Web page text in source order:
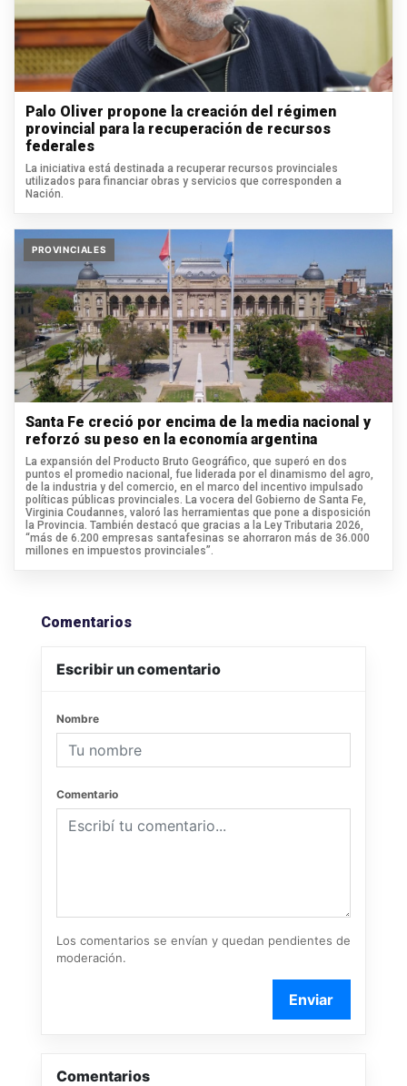
Palo Oliver propone la creación del régimen
provincial para la recuperación de recursos
federales
La iniciativa está destinada a recuperar recursos provinciales
utilizados para financiar obras y servicios que corresponden a
Nación.
PROVINCIALES
Santa Fe creció por encima de la media nacional y
reforzó su peso en la economía argentina
La expansión del Producto Bruto Geográfico, que superó en dos
puntos el promedio nacional, fue liderada por el dinamismo del agro,
de la industria y del comercio, en el marco del incentivo impulsado
políticas públicas provinciales. La vocera del Gobierno de Santa Fe,
Virginia Coudannes, valoró las herramientas que pone a disposición
la Provincia. También destacó que gracias a la Ley Tributaria 2026,
“más de 6.200 empresas santafesinas se ahorraron más de 36.000
millones en impuestos provinciales”.
Comentarios
Escribir un comentario
Nombre
Comentario
Los comentarios se envían y quedan pendientes de
moderación.
Enviar
Comentarios